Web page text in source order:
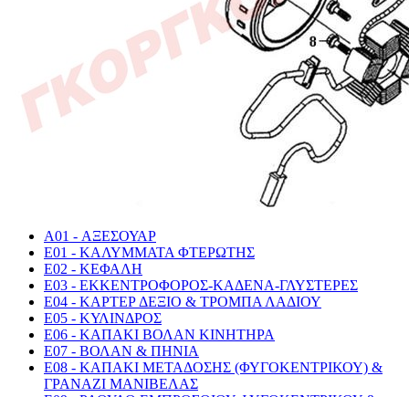
A01 - ΑΞΕΣΟΥΑΡ
E01 - ΚΑΛΥΜΜΑΤΑ ΦΤΕΡΩΤΗΣ
E02 - ΚΕΦΑΛΗ
E03 - ΕΚΚΕΝΤΡΟΦΟΡΟΣ-ΚΑΔΕΝΑ-ΓΛΥΣΤΕΡΕΣ
E04 - ΚΑΡΤΕΡ ΔΕΞΙΟ & ΤΡΟΜΠΑ ΛΑΔΙΟΥ
E05 - ΚΥΛΙΝΔΡΟΣ
E06 - ΚΑΠΑΚΙ ΒΟΛΑΝ ΚΙΝΗΤΗΡΑ
E07 - ΒΟΛΑΝ & ΠΗΝΙΑ
E08 - ΚΑΠΑΚΙ ΜΕΤΑΔΟΣΗΣ (ΦΥΓΟΚΕΝΤΡΙΚΟΥ) &
ΓΡΑΝΑΖΙ ΜΑΝΙΒΕΛΑΣ